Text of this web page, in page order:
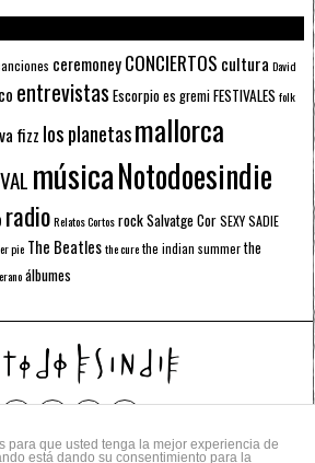
ceremoneyCONCIERTOS cultura David
entrevistas Escorpioes gremiFESTIVALES folk
fizz los planetasmallorca
músicaNotodoesindie
radioRelatos CortosrockSalvatge CorSEXY SADIE
pie The Beatlesthe curethe indian summerthe
álbumes
los derechos reservados.
para que usted tenga la mejor experiencia de
está dando su consentimiento para la